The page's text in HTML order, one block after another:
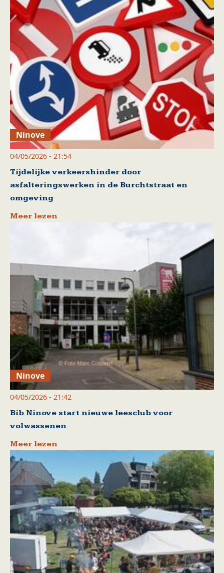
Ninove
04/05/2026 - 21:54
Tijdelijke verkeershinder door
asfalteringswerken in de Burchtstraat en
omgeving
Meer lezen
Ninove
04/05/2026 - 21:42
Bib Ninove start nieuwe leesclub voor
volwassenen
Meer lezen